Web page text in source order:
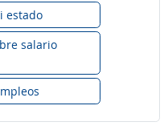
estado
salario